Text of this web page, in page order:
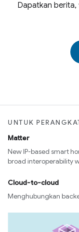
Dapatkan
UNTUK
Matter
New IP-based smart
broad interoperability
Cloud-to-cloud
Menghubungkan